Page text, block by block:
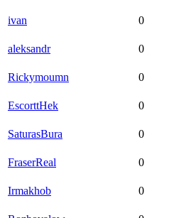
ivan
0
aleksandr
0
Rickymoumn
0
EscorttHek
0
SaturasBura
0
FraserReal
0
Irmakhob
0